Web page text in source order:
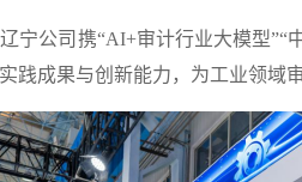
公司携“AI+审计行业大模型”“
成果与创新能力，为工业领域